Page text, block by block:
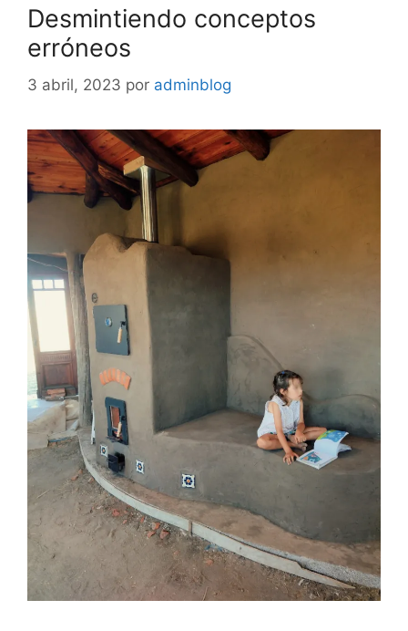
Desmintiendo conceptos
erróneos
3 abril, 2023 por adminblog